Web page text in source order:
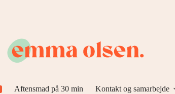
Aftensmad på 30 min Kontakt og samarbejde